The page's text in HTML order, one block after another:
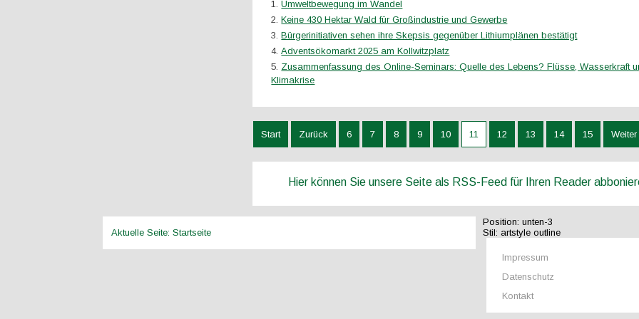
Umweltbewegung im Wandel
Keine 430 Hektar Wald für Großindustrie und Gewerbe
Bürgerinitiativen sehen ihre Skepsis gegenüber Lithiumplänen bestätigt
Adventsökomarkt 2025 am Kollwitzplatz
Zusammenfassung des Online-Seminars: Quelle des Lebens? Flüsse, Wasserkraft
Klimakrise
Start Zurück 6 7 8 9 10 11 12 13 14 15 Weiter
Hier können Sie unsere Seite als RSS-Feed für Ihren Reader
Aktuelle Seite:Startseite
Position: unten-3
Stil: artstyle outline
Impressum
Datenschutz
Kontakt